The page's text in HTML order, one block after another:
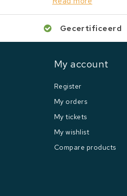
Gecertificeerd
My account
Register
My orders
My tickets
My wishlist
Compare products